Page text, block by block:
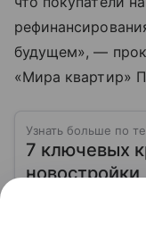
будущем», —
«Мира квартир»
Узнать больше по
7 ключевых
новостройки